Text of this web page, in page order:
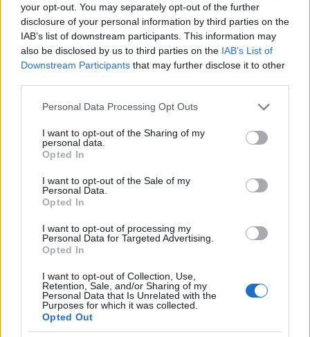
your opt-out. You may separately opt-out of the further
disclosure of your personal information by third parties on the
IAB’s list of downstream participants. This information may
also be disclosed by us to third parties on the IAB’s List of
Downstream Participants that may further disclose it to other
Please note that this website/app uses one or more Google
not limited to your visit or usage behaviour. You may click to
grant or deny consent to Google and its third-party tags to
use your data for below specified purposes in below Google
consent section.
Personal Data Processing Opt Outs
I want to opt-out of the Sharing of my
personal data.
Opted In
I want to opt-out of the Sale of my
Personal Data.
Opted In
I want to opt-out of processing my
Personal Data for Targeted Advertising.
Opted In
I want to opt-out of Collection, Use,
Retention, Sale, and/or Sharing of my
Personal Data that Is Unrelated with the
Purposes for which it was collected.
Opted Out
alternatív, lehetőleg viccesebb befejezését. Öt
perc elteltével valakinek elege lesz a dologból
és mellkason lőheti a színpadon álló
szereplőt, majd mindenki asztalt cserél, az
Az este végére hat gyilkossal és rengeteg új,
közönség. Ugyan az eredeti élményért el kell
utazni Edinburgh-ba, de ha mélyen
szilveszteri kabarék horrorisztikus emlékeit,
akkor biztos, hogy Joe helyére találunk egy
viaThe Independent
Színház